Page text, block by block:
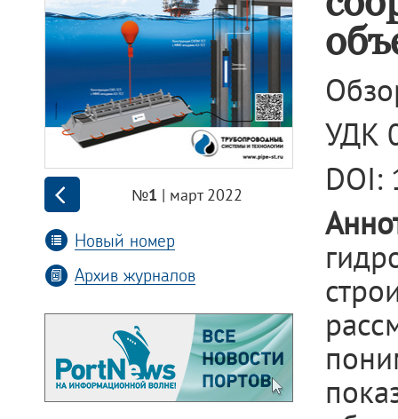
№1 | март 2022
Новый номер
Архив журналов
УДК
DOI: